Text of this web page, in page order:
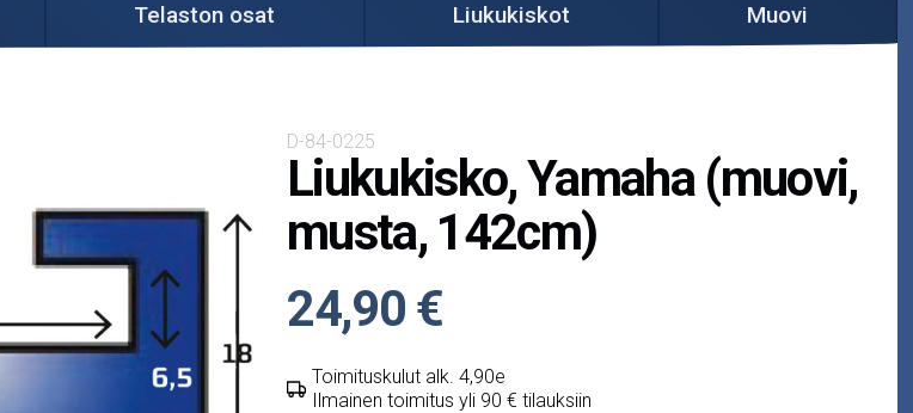
Telaston osat Liukukiskot Muovi
D-84-0225
Liukukisko, Yamaha (muovi,
musta, 142cm)
24,90 €
Toimituskulut alk. 4,90e
Ilmainen toimitus yli 90 € tilauksiin